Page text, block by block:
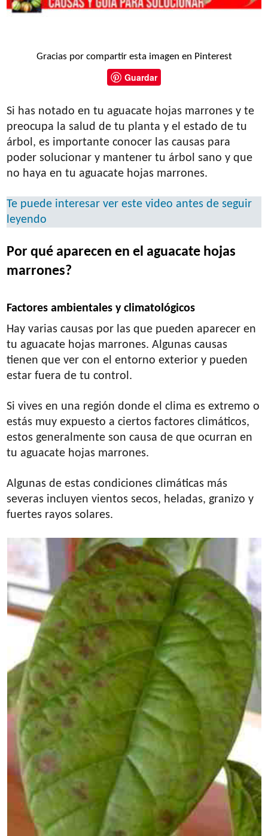
Gracias por compartir esta imagen en Pinterest
Guardar
Si has notado en tu aguacate hojas marrones y te
preocupa la salud de tu planta y el estado de tu
árbol, es importante conocer las causas para
poder solucionar y mantener tu árbol sano y que
no haya en tu aguacate hojas marrones.
Te puede interesar ver este video antes de seguir
leyendo
Por qué aparecen en el aguacate hojas
marrones?
Factores ambientales y climatológicos
Hay varias causas por las que pueden aparecer en
tu aguacate hojas marrones. Algunas causas
tienen que ver con el entorno exterior y pueden
estar fuera de tu control.
Si vives en una región donde el clima es extremo o
estás muy expuesto a ciertos factores climáticos,
estos generalmente son causa de que ocurran en
tu aguacate hojas marrones.
Algunas de estas condiciones climáticas más
severas incluyen vientos secos, heladas, granizo y
fuertes rayos solares.